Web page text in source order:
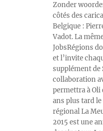
Zonder
côtés des
Belgique :
Vadot. La
JobsRégions
et l’invite
supplément de
collaboration
permettra à Oli
ans plus tard
régional La
2015 est une